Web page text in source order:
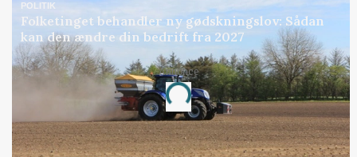
POLITIK
Folketinget behandler ny gødskningslov: Sådan
kan den ændre din bedrift fra 2027
Annonce
Loading...